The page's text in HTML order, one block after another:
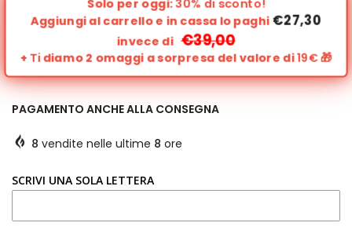
Aggiungi al carrello e in cassa lo paghi€27,30
invece di €39,00
+Tidiamo 2 omaggi a sorpresa del valore di19€🎁
PAGAMENTO ANCHE ALLA CONSEGNA
8 vendite nelle ultime 8 ore
SCRIVI UNA SOLA LETTERA